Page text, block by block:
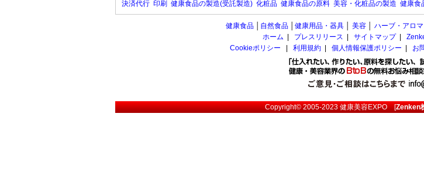
決済代行 印刷 健康食品の製造(受託製造) 化粧品 健康食品の原料 美容・化粧品の製造 健康食
健康食品 自然食品 健康用品・器具 美容 ハーブ・アロマ
ホーム
プレスリリース サイトマップ|
Cookieポリシー
利用規約 個人情報保護ポリシー お
Copyright© 2005-2023健康美容EXPO[Zenken